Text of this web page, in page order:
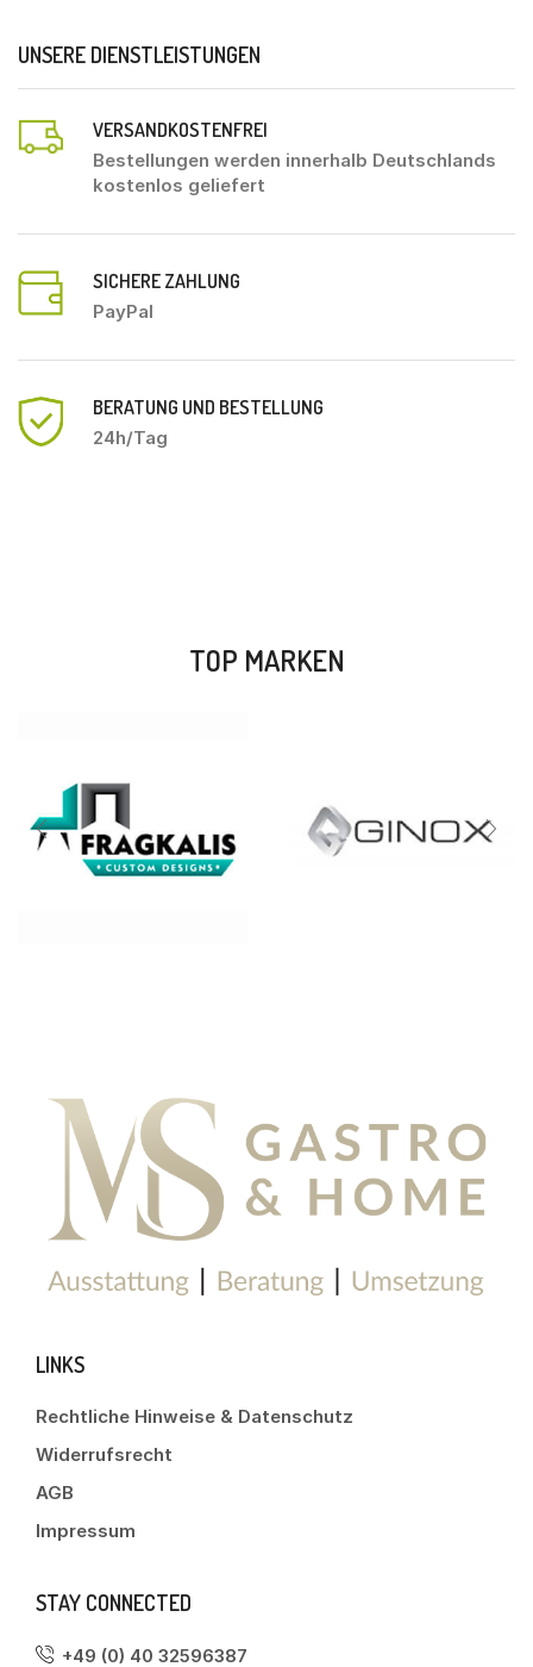
UNSERE DIENSTLEISTUNGEN
VERSANDKOSTENFREI
Bestellungen werden innerhalb Deutschlands
kostenlos geliefert
SICHERE ZAHLUNG
PayPal
BERATUNG UND BESTELLUNG
24h/Tag
TOP MARKEN
LINKS
Rechtliche Hinweise & Datenschutz
Widerrufsrecht
AGB
Impressum
STAY CONNECTED
+49 (0) 40 32596387